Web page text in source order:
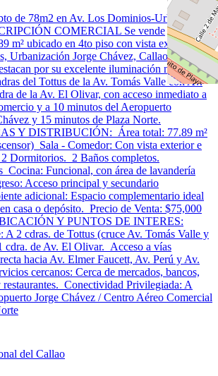
de 78m2 en Av. Los Dominios-Urb. Jorge
COMERCIAL Se vende
m² ubicado en 4to piso con vista exterior, en
Urbanización Jorge Chávez, Callao. Cuenta
por su excelente iluminación natural.
del Tottus de la Av. Tomás Valle con Av.
de la Av. El Olivar, con acceso inmediato a
y a 10 minutos del Aeropuerto
y 15 minutos de Plaza Norte.
Y DISTRIBUCIÓN: Área total: 77.89 m²
Sala - Comedor: Con vista exterior e
Dormitorios. 2 Baños completos.
Cocina: Funcional, con área de lavandería
Acceso principal y secundario
adicional: Espacio complementario ideal
casa o depósito. Precio de Venta: $75,000
Y PUNTOS DE INTERES:
A 2 cdras. de Tottus (cruce Av. Tomás Valle y
cdra. de Av. El Olivar. Acceso a vías
hacia Av. Elmer Faucett, Av. Perú y Av.
cercanos: Cerca de mercados, bancos,
restaurantes. Conectividad Privilegiada: A
Jorge Chávez / Centro Aéreo Comercial
del Callao